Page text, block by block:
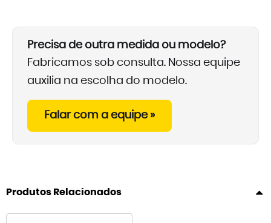
Precisa de outra medida ou modelo?
Fabricamos sob consulta. Nossa equipe
auxilia na escolha do modelo.
Falar com a equipe »
Produtos Relacionados